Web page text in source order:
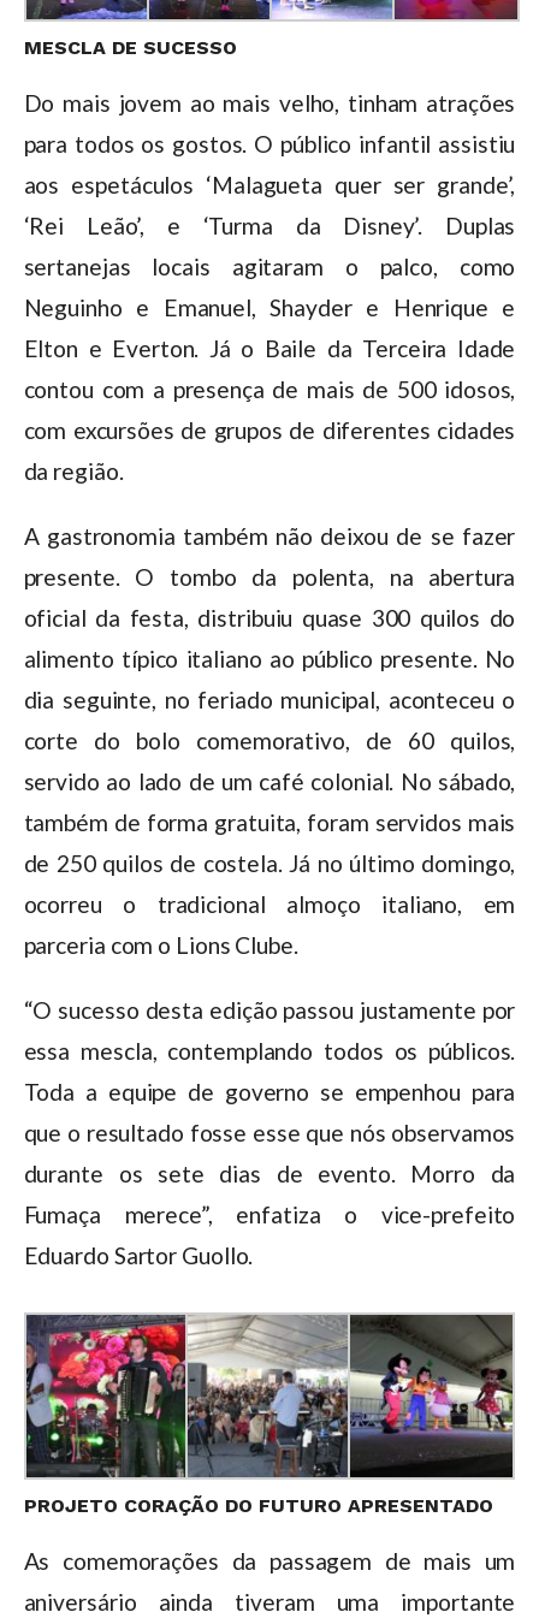
MESCLA DE SUCESSO
Do mais jovem ao mais velho, tinham atrações
para todos os gostos. O público infantil assistiu
aos espetáculos ‘Malagueta quer ser grande’,
‘Rei Leão’, e ‘Turma da Disney’. Duplas
sertanejas locais agitaram o palco, como
Neguinho e Emanuel, Shayder e Henrique e
Elton e Everton. Já o Baile da Terceira Idade
contou com a presença de mais de 500 idosos,
com excursões de grupos de diferentes cidades
da região.
A gastronomia também não deixou de se fazer
presente. O tombo da polenta, na abertura
oficial da festa, distribuiu quase 300 quilos do
alimento típico italiano ao público presente. No
dia seguinte, no feriado municipal, aconteceu o
corte do bolo comemorativo, de 60 quilos,
servido ao lado de um café colonial. No sábado,
também de forma gratuita, foram servidos mais
de 250 quilos de costela. Já no último domingo,
ocorreu o tradicional almoço italiano, em
parceria com o Lions Clube.
“O sucesso desta edição passou justamente por
essa mescla, contemplando todos os públicos.
Toda a equipe de governo se empenhou para
que o resultado fosse esse que nós observamos
durante os sete dias de evento. Morro da
Fumaça merece”, enfatiza o vice-prefeito
Eduardo Sartor Guollo.
PROJETO CORAÇÃO DO FUTURO APRESENTADO
As comemorações da passagem de mais um
aniversário ainda tiveram uma importante